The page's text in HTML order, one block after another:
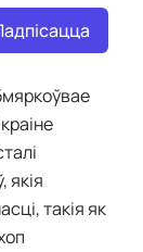
якія
такія як